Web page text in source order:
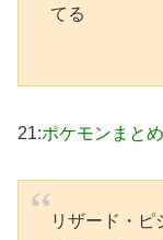
てる
21:ポケモンまと
リザード・ピ